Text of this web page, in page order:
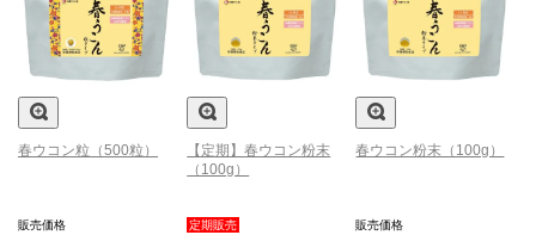
春ウコン粒（500粒）
販売価格
【定期】春ウコン粉末
（100g）
定期販売
春ウコン粉末（100g）
販売価格